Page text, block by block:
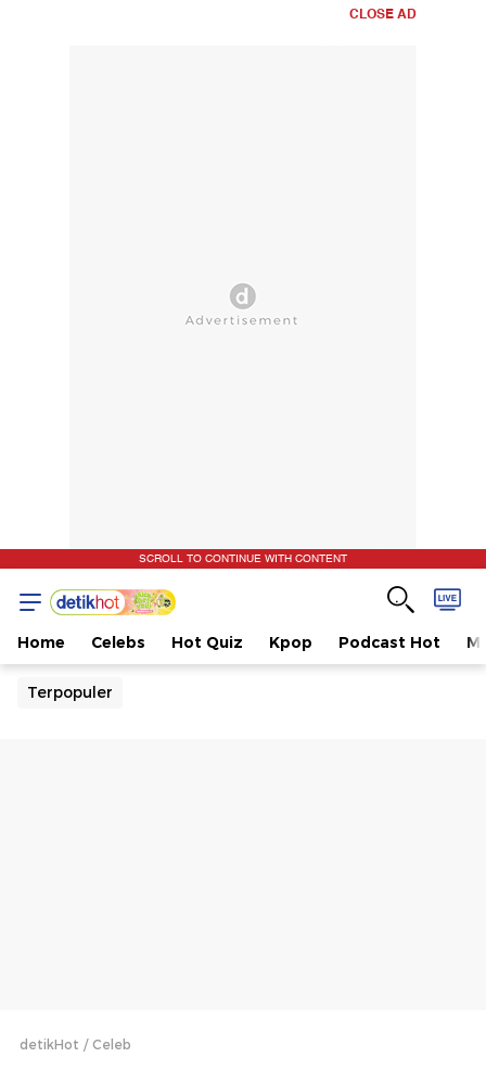
CLOSE AD
SCROLL TO CONTINUE WITH CONTENT
Home Celebs Hot Quiz Kpop Podcast Hot
Terpopuler
detikHot Celeb